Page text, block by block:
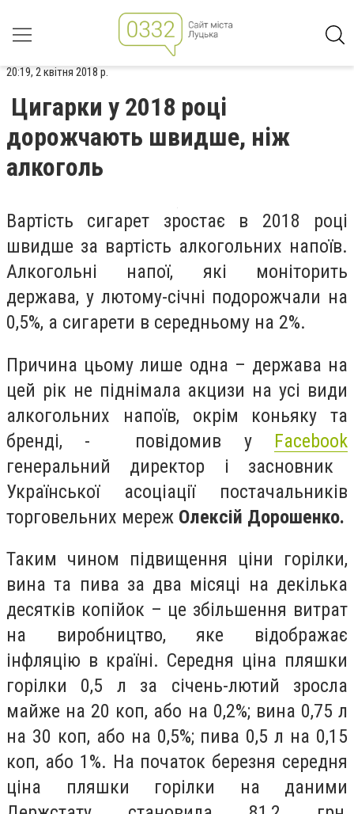
20:19, 2 квітня 2018 р.
Цигарки у 2018 році
дорожчають швидше, ніж
алкоголь
Вартість сигарет зростає в 2018 році
швидше за вартість алкогольних напоїв.
Алкогольні напої, які моніторить
держава, у лютому-січні подорожчали на
0,5%, а сигарети в середньому на 2%.
Причина цьому лише одна – держава на
цей рік не піднімала акцизи на усі види
алкогольних напоїв, окрім коньяку та
бренді, - повідомив у Facebook
генеральний директор і засновник
Української асоціації постачальників
торговельних мереж Олексій Дорошенко.
Таким чином підвищення ціни горілки,
вина та пива за два місяці на декілька
десятків копійок – це збільшення витрат
на виробництво, яке відображає
інфляцію в країні. Середня ціна пляшки
горілки 0,5 л за січень-лютий зросла
майже на 20 коп, або на 0,2%; вина 0,75 л
на 30 коп, або на 0,5%; пива 0,5 л на 0,15
коп, або 1%. На початок березня середня
ціна пляшки горілки на даними